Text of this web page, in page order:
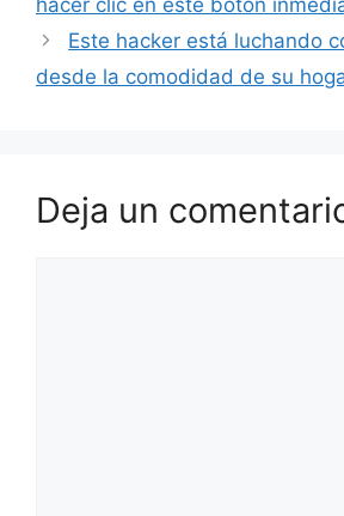
hacer clic en este botón
Este hacker está luchando
desde la comodidad de su
Deja un